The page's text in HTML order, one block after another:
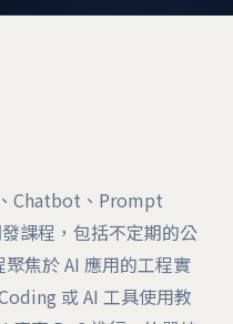
Chatbot、Prompt
課程，包括不定期的公
焦於 AI 應用的工程實
或 AI 工具使用教